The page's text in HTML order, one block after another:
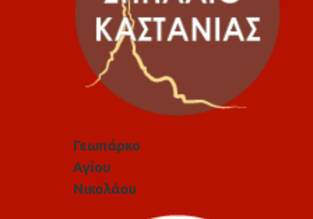
Γεωπάρκο
Αγίου
Νικολάου